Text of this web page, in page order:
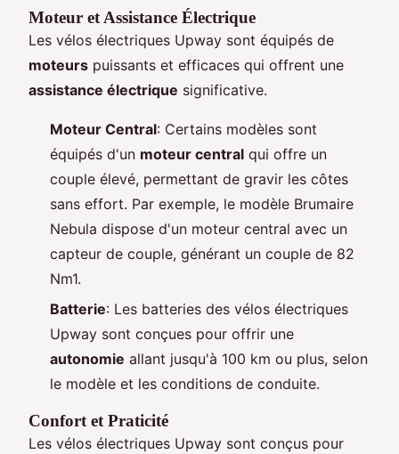
Moteur et Assistance Électrique
Les vélos électriques Upway sont équipés de
moteurs puissants et efficaces qui offrent une
assistance électrique significative.
Moteur Central: Certains modèles sont
équipés d'un moteur central qui offre un
couple élevé, permettant de gravir les côtes
sans effort. Par exemple, le modèle Brumaire
Nebula dispose d'un moteur central avec un
capteur de couple, générant un couple de 82
Nm1.
Batterie: Les batteries des vélos électriques
Upway sont conçues pour offrir une
autonomie allant jusqu'à 100 km ou plus, selon
le modèle et les conditions de conduite.
Confort et Praticité
Les vélos électriques Upway sont conçus pour